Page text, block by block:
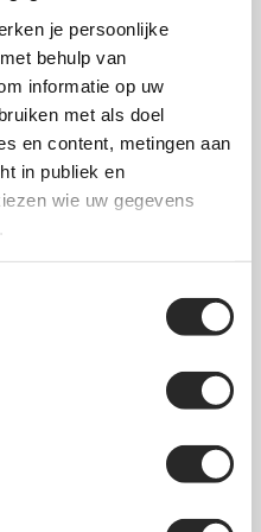
je persoonlijke
behulp van
informatie op uw
met als doel
en content, metingen aan
in publiek en
wie uw gegevens
in het
detailgedeelte
in.
social media te bieden
Ook delen we